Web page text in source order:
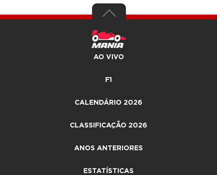
AO VIVO
F1
CALENDÁRIO 2026
CLASSIFICAÇÃO 2026
ANOS ANTERIORES
ESTATÍSTICAS